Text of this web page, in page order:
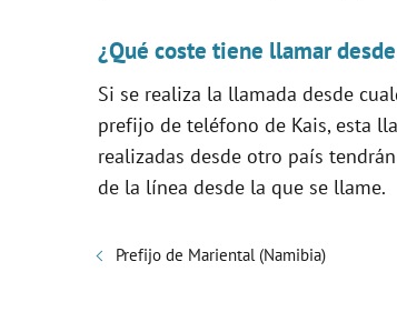
¿Qué coste tiene llamar
Si se realiza la llamada desde
prefijo de teléfono de Kais, esta
realizadas desde otro país
de la línea desde la que se llame.
Prefijo de Mariental (Namibia)